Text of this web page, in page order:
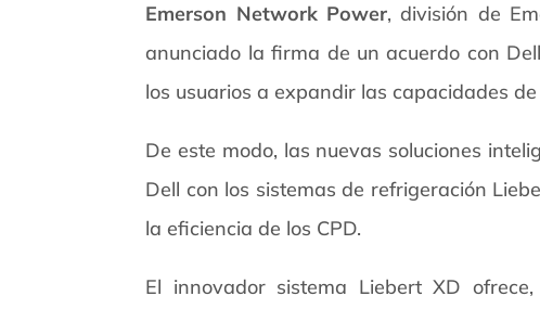
Emerson Network Power, división de
anunciado la firma de un acuerdo con
los usuarios a expandir las capacidades
De este modo, las nuevas soluciones
Dell con los sistemas de refrigeración
la eficiencia de los CPD.
El innovador sistema Liebert XD